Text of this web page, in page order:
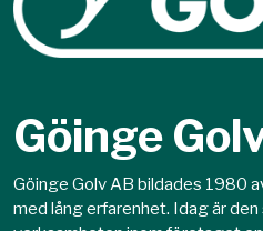
Göinge
Göinge Golv AB bildades 1980
med lång erfarenhet. Idag är